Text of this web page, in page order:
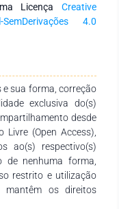
mais utilizadas para
dos leitões
estão uso de
de probióticos, de
a administração de
minimizar o déficit
intestinal, bem-
Licença Creative
SemDerivações 4.0
e sua forma, correção
exclusiva do(s)
desde
(Open Access),
ao(s) respectivo(s)
de nenhuma forma,
restrito e utilização
mantêm os direitos